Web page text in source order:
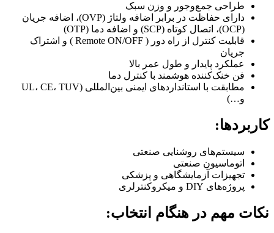
طراحی جمع‌وجور و وزن سبک
دارای حفاظت در برابر اضافه ولتاژ (OVP)، اضافه جریان
(OCP)، اتصال کوتاه (SCP) و اضافه دما (OTP)
قابلیت کنترل از راه دور ( Remote ON/OFF ) و اشتراک
جریان
عملکرد پایدار و طول عمر بالا
فن خنک‌کننده هوشمند با کنترل دما
مطابقت با استانداردهای ایمنی بین‌المللی (UL، CE، TUV
و…)
کاربردها:
سیستم‌های روشنایی صنعتی
اتوماسیون صنعتی
تجهیزات آزمایشگاهی و پزشکی
پروژه‌های DIY و میکروکنترلری
نکات مهم در هنگام انتخاب: